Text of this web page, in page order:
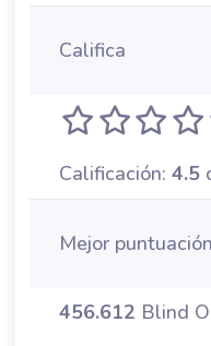
Califica
Calificación: 4.5
Mejor puntuación
456.612 Blind